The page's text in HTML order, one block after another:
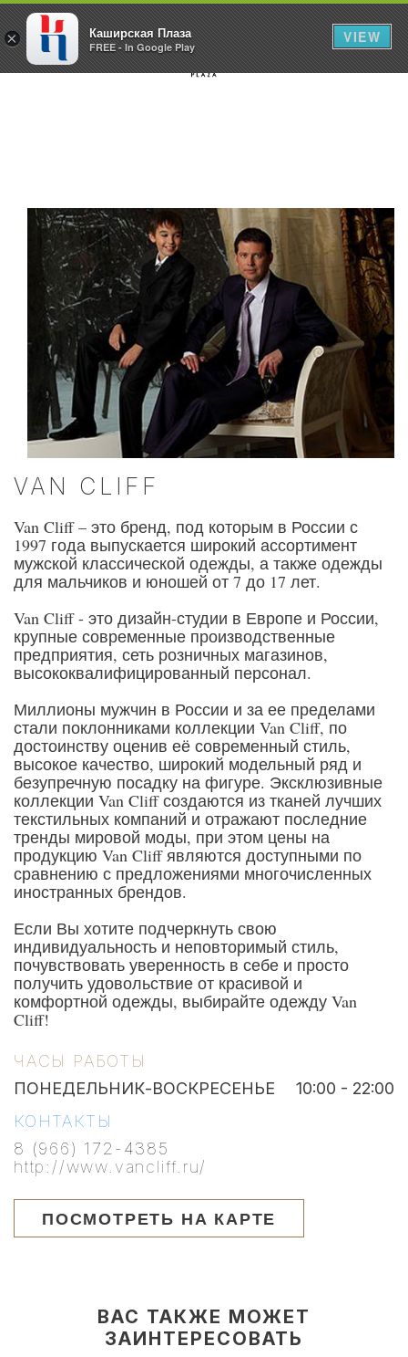
VAN CLIFF
Van Cliff – это бренд, под которым в России с
1997 года выпускается широкий ассортимент
мужской классической одежды, а также одежды
для мальчиков и юношей от 7 до 17 лет.
Van Cliff - это дизайн-студии в Европе и России,
крупные современные производственные
предприятия, сеть розничных магазинов,
высококвалифицированный персонал.
Миллионы мужчин в России и за ее пределами
стали поклонниками коллекции Van Cliff, по
достоинству оценив её современный стиль,
высокое качество, широкий модельный ряд и
безупречную посадку на фигуре. Эксклюзивные
коллекции Van Cliff создаются из тканей лучших
текстильных компаний и отражают последние
тренды мировой моды, при этом цены на
продукцию Van Cliff являются доступными по
сравнению с предложениями многочисленных
иностранных брендов.
Если Вы хотите подчеркнуть свою
индивидуальность и неповторимый стиль,
почувствовать уверенность в себе и просто
получить удовольствие от красивой и
комфортной одежды, выбирайте одежду Van
Cliff!
ЧАСЫ РАБОТЫ
ПОНЕДЕЛЬНИК-ВОСКРЕСЕНЬЕ
10:00 - 22:00
КОНТАКТЫ
8 (966) 172-4385
http://www.vancliff.ru/
ПОСМОТРЕТЬ НА КАРТЕ
ВАС ТАКЖЕ МОЖЕТ
ЗАИНТЕРЕСОВАТЬ
× Каширская Плаза
FREE - In Google Play
VIEW